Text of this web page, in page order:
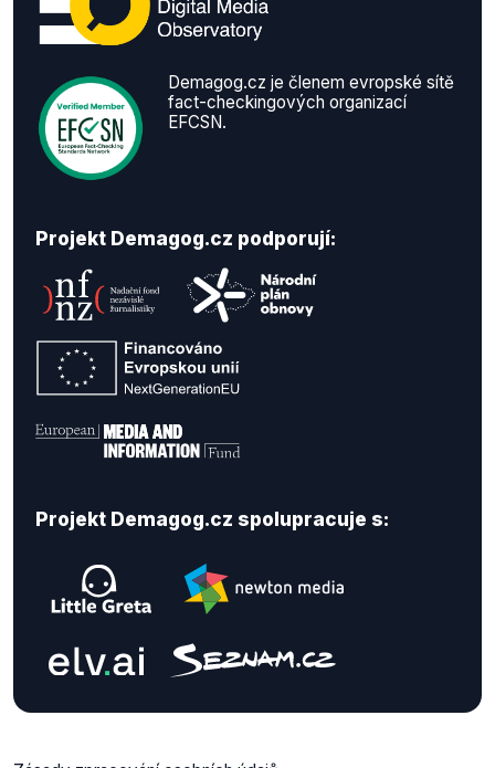
Demagog.cz je členem evropské sítě
fact-checkingových organizací
EFCSN.
Projekt Demagog.cz podporují:
Projekt Demagog.cz spolupracuje s: